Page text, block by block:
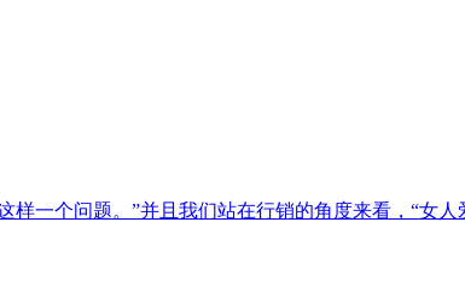
一个问题。”并且我们站在行销的角度来看，“女